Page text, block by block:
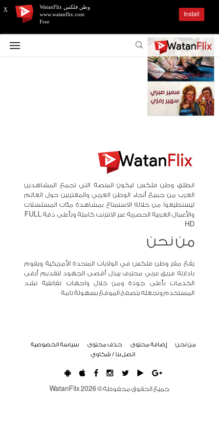
X
وطن فلكس WatanFlix
www.watanflix.com
Free
Install
انطلق وطن فلكس ليكون المنصة التي تجمع المشاهدين
العرب من جميع أنحاء الوطن العربي والمغتربين حول العالم
ليستطيعوا من خلاله الاستمتاع بمشاهدة مئات المسلسلات
والأعمال العربية الحصرية عبر الانترنت كاملة وبأعلى دقة FULL
HD
من نحن
يقع مقر وطن فلكس في الولايات المتحدة الأمريكية ويقوم
بادارته فريق عربي محترف يبذل أقصى الجهود لتقديم أرقى
الخدمات بأعلى جودة ومن خلال واجهات تفاعلية تشد
المستخدم وتجعله يتصفح الموقع بسهولة تامة
من نحن إضافة محتوى حذف محتوى
سياسة الخصوصية
اتصل بنا / شكاوي
جميع الحقوق محفوظة © WatanFlix2026